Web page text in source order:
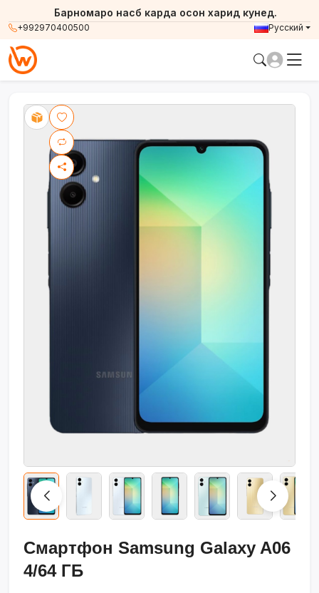
+992970400500
Барномаро насб карда осон харид кунед.
Русский
Смартфон Samsung Galaxy A06
4/64 ГБ